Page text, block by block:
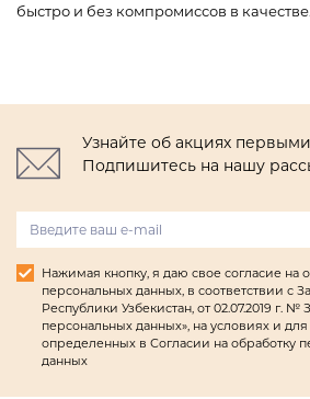
быстро и без компромиссов в качестве.
Узнайте об акциях
Подпишитесь на нашу
Нажимая кнопку, я даю свое согласие на
персональных данных, в соответствии с
Республики Узбекистан, от 02.07.2019 г. №
персональных данных», на условиях и
определенных в Согласии на обработку
данных